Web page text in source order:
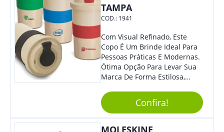
TAMPA
COD.: 1941
Com Visual Refinado, Este
Copo É Um Brinde Ideal Para
Pessoas Práticas E Modernas.
Ótima Opção Para Levar Sua
Marca De Forma Estilosa,
Empresa Em Eventos,
Reuniões Corporativas Ou Até
Mesmo Para Presentear
Colaboradores.
Confira!
MOLESKINE